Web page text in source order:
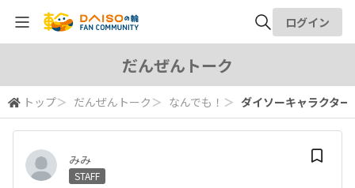
検索
ログイン
だんぜんトーク
トップ＞ だんぜんトーク ＞ なんでも！ ＞ ダイソーキャラクタ
みみ
STAFF